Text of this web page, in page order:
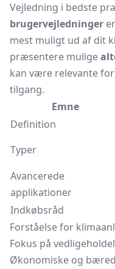
Vejledning i bedste
brugervejledninger
mest muligt ud af dit
præsentere mulige
kan være relevante
tilgang.
Emne
Definition
Typer
Avancerede
applikationer
Indkøbsråd
Forståelse for
Fokus på
Økonomiske og